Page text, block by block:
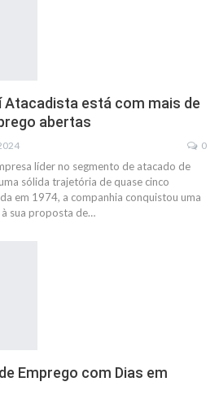
Atacadista está com mais de
abertas
0
líder no segmento de atacado de
sólida trajetória de quase cinco
em 1974, a companhia conquistou uma
sua proposta de…
Emprego com Dias em